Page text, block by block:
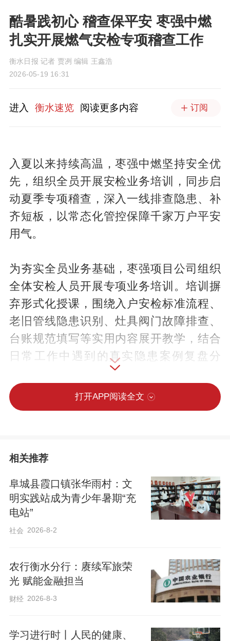
酷暑践初心 稽查保平安 枣强中燃
扎实开展燃气安检专项稽查工作
衡水日报 记者 贾冽 编辑 王鑫浩
2026-05-19 16:31
进入 衡水速览 阅读更多内容 订阅
入夏以来持续高温，枣强中燃坚持安全优
先，组织全员开展安检业务培训，同步启
动夏季专项稽查，深入一线排查隐患、补
齐短板，以常态化管控保障千家万户平安
用气。
为夯实全员业务基础，枣强项目公司组织
全体安检人员开展专项业务培训。培训摒
弃形式化授课，围绕入户安检标准流程、
老旧管线隐患识别、灶具阀门故障排查、
台账规范填写等实用内容展开教学，结合
日常工作中遇到的真实隐患案例复盘分
析，搭配现场实操练习，针对性补齐员工
业务短板，让每一位安检人员熟练掌握排
查技能、明晰工作标准，为高质量开展入
打开APP阅读全文
相关推荐
阜城县霞口镇张华雨村：文
明实践站成为青少年暑期“充
电站”
社会 2026-8-2
农行衡水分行：赓续军旅荣
光 赋能金融担当
财经 2026-8-3
学习进行时丨人民的健康、